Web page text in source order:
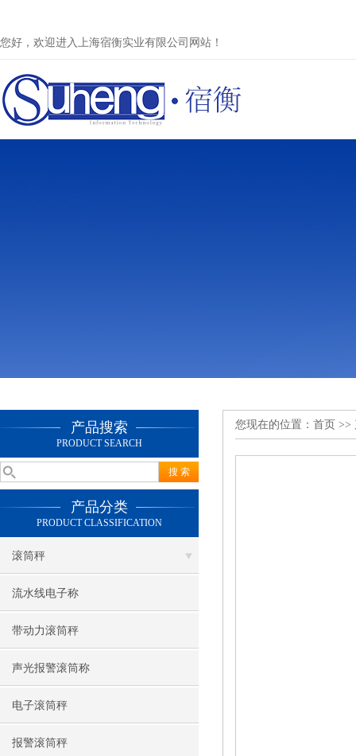
您好，欢迎进入上海宿衡实业有限公司网站！
产品搜索
PRODUCT SEARCH
产品分类
PRODUCT CLASSIFICATION
滚筒秤
流水线电子称
带动力滚筒秤
声光报警滚筒称
电子滚筒秤
报警滚筒秤
您现在的位置： 首页 >>